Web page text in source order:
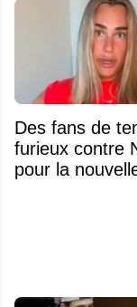
Des fans de
furieux contre
pour la